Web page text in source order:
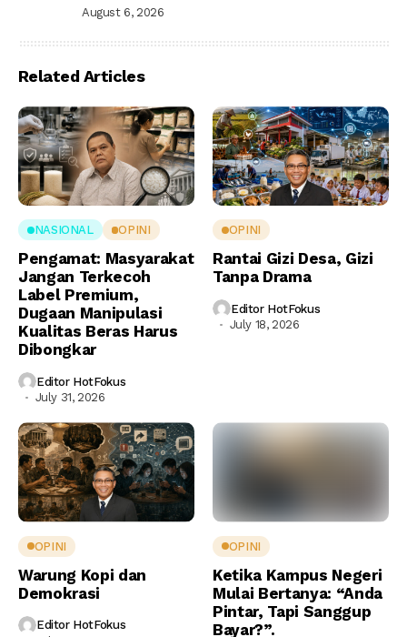
August 6, 2026
Related Articles
NASIONAL OPINI
Pengamat: Masyarakat
Jangan Terkecoh
Label Premium,
Dugaan Manipulasi
Kualitas Beras Harus
Dibongkar
Editor HotFokus
July 31, 2026
OPINI
Rantai Gizi Desa, Gizi
Tanpa Drama
Editor HotFokus
July 18, 2026
OPINI
Warung Kopi dan
Demokrasi
Editor HotFokus
OPINI
Ketika Kampus Negeri
Mulai Bertanya: “Anda
Pintar, Tapi Sanggup
Bayar?”.